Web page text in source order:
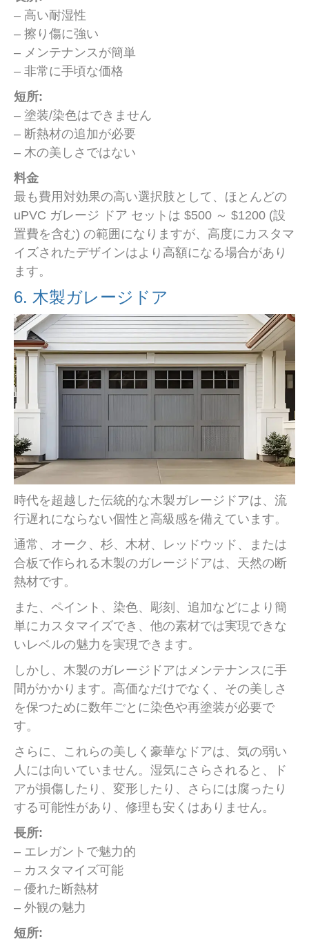
– 高い耐湿性
– 擦り傷に強い
– メンテナンスが簡単
– 非常に手頃な価格
短所:
– 塗装/染色はできません
– 断熱材の追加が必要
– 木の美しさではない
料金
最も費用対効果の高い選択肢として、ほとんどの
uPVC ガレージ ドア セットは $500 ～ $1200 (設
置費を含む) の範囲になりますが、高度にカスタマ
イズされたデザインはより高額になる場合があり
ます。
6. 木製ガレージドア
時代を超越した伝統的な木製ガレージドアは、流
行遅れにならない個性と高級感を備えています。
通常、オーク、杉、木材、レッドウッド、または
合板で作られる木製のガレージドアは、天然の断
熱材です。
また、ペイント、染色、彫刻、追加などにより簡
単にカスタマイズでき、他の素材では実現できな
いレベルの魅力を実現できます。
しかし、木製のガレージドアはメンテナンスに手
間がかかります。高価なだけでなく、その美しさ
を保つために数年ごとに染色や再塗装が必要で
す。
さらに、これらの美しく豪華なドアは、気の弱い
人には向いていません。湿気にさらされると、ド
アが損傷したり、変形したり、さらには腐ったり
する可能性があり、修理も安くはありません。
長所:
– エレガントで魅力的
– カスタマイズ可能
– 優れた断熱材
– 外観の魅力
短所: